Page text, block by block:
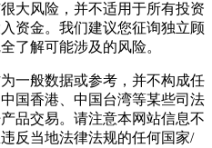
大风险，并不适用于所有投资
资金。我们建议您征询独立顾
了解可能涉及的风险。
一般数据或参考，并不构成任
国香港、中国台湾等某些司法
品交易。请注意本网站信息不
反当地法律法规的任何国家/